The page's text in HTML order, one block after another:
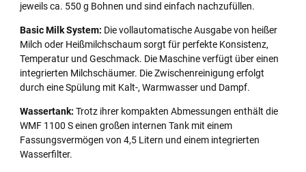
jeweils ca. 550 g Bohnen und sind einfach nachzufüllen.
Basic Milk System: Die vollautomatische Ausgabe von heißer
Milch oder Heißmilchschaum sorgt für perfekte Konsistenz,
Temperatur und Geschmack. Die Maschine verfügt über einen
integrierten Milchschäumer. Die Zwischenreinigung erfolgt
durch eine Spülung mit Kalt-, Warmwasser und Dampf.
Wassertank: Trotz ihrer kompakten Abmessungen enthält die
WMF 1100 S einen großen internen Tank mit einem
Fassungsvermögen von 4,5 Litern und einem integrierten
Wasserfilter.